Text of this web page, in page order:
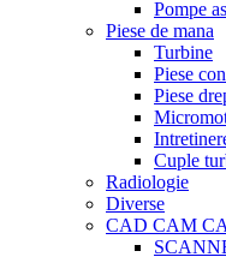
Pompe
Piese de mana
Turbine
Piese
Piese
Cuple
Radiologie
Diverse
CAD CAM